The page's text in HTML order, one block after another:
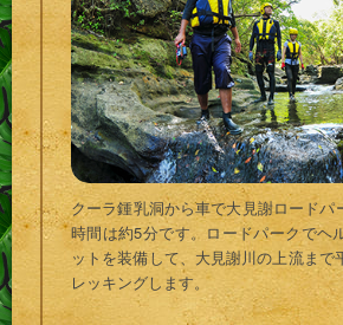
クーラ鍾乳洞から車で大見謝ロードパ
時間は約5分です。ロードパークでヘ
ットを装備して、大見謝川の上流まで
レッキングします。